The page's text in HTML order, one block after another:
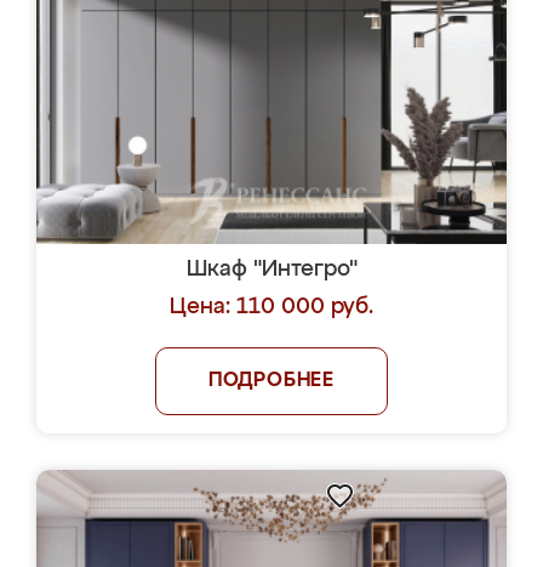
Шкаф "Интегро"
Цена: 110 000 руб.
ПОДРОБНЕЕ